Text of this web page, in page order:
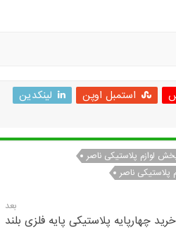
استمبل اوپن
لینکدین
لوازم پلاستیکی ناصر
پلاستیکی ناصر
بعد
چهارپایه پلاستیکی پایه فلزی بلند